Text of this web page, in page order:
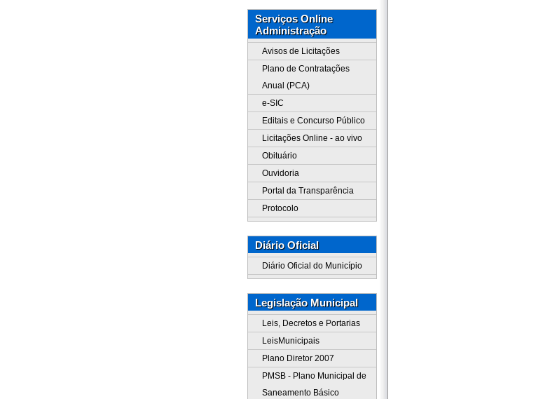
Serviços Online
Administração
Avisos de Licitações
Plano de Contratações
Anual (PCA)
e-SIC
Editais e Concurso Público
Licitações Online - ao vivo
Obituário
Ouvidoria
Portal da Transparência
Protocolo
Diário Oficial
Diário Oficial do Município
Legislação Municipal
Leis, Decretos e Portarias
LeisMunicipais
Plano Diretor 2007
PMSB - Plano Municipal de
Saneamento Básico